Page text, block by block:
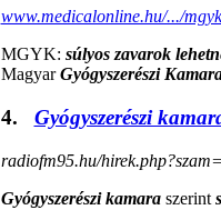
www.medicalonline.hu/.../
MGYK: súlyos zavarok
MagyarGyógyszerészi
4. Gyógyszerészi
radiofm95.hu/
Gyógyszerészi kamaraszerint